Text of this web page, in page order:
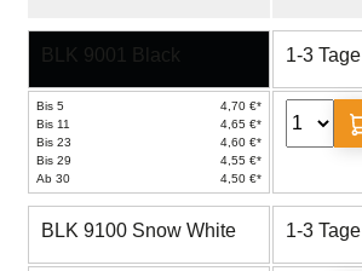
BLK 9001 Black 1-3 Tage
Bis 5
4,70 €*
Bis 11
4,65 €*
Bis 23
4,60 €*
Bis 29
4,55 €*
Ab 30
4,50 €*
BLK 9100 Snow White 1-3 Tage